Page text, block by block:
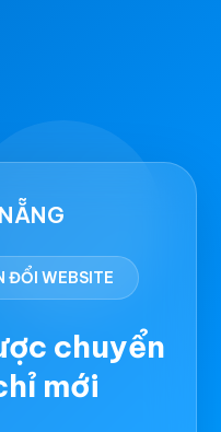
ĐỔI WEBSITE
chuyển
mới